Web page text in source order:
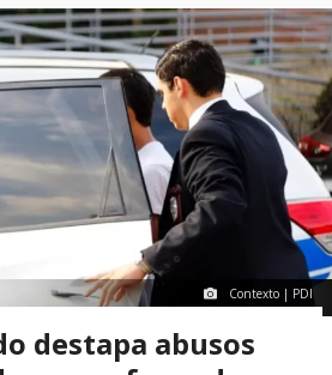
Contexto | PDI
destapa abusos